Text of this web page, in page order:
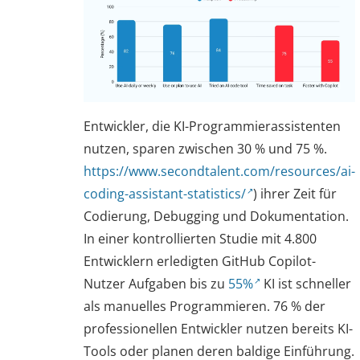
Entwickler, die KI-Programmierassistenten
nutzen, sparen zwischen 30 % und 75 %.
https://www.secondtalent.com/resources/ai-
coding-assistant-statistics/ ) ihrer Zeit für
Codierung, Debugging und Dokumentation.
In einer kontrollierten Studie mit 4.800
Entwicklern erledigten GitHub Copilot-
Nutzer Aufgaben bis zu 55%
KI ist schneller
als manuelles Programmieren. 76 % der
professionellen Entwickler nutzen bereits KI-
Tools oder planen deren baldige Einführung.